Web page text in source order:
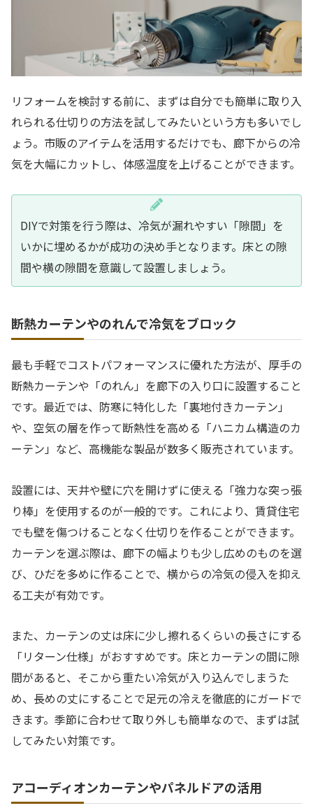
リフォームを検討する前に、まずは自分でも簡単に取り入
れられる仕切りの方法を試してみたいという方も多いでし
ょう。市販のアイテムを活用するだけでも、廊下からの冷
気を大幅にカットし、体感温度を上げることができます。
DIYで対策を行う際は、冷気が漏れやすい「隙間」を
いかに埋めるかが成功の決め手となります。床との隙
間や横の隙間を意識して設置しましょう。
断熱カーテンやのれんで冷気をブロック
最も手軽でコストパフォーマンスに優れた方法が、厚手の
断熱カーテンや「のれん」を廊下の入り口に設置すること
です。最近では、防寒に特化した「裏地付きカーテン」
や、空気の層を作って断熱性を高める「ハニカム構造のカ
ーテン」など、高機能な製品が数多く販売されています。
設置には、天井や壁に穴を開けずに使える「強力な突っ張
り棒」を使用するのが一般的です。これにより、賃貸住宅
でも壁を傷つけることなく仕切りを作ることができます。
カーテンを選ぶ際は、廊下の幅よりも少し広めのものを選
び、ひだを多めに作ることで、横からの冷気の侵入を抑え
る工夫が有効です。
また、カーテンの丈は床に少し擦れるくらいの長さにする
「リターン仕様」がおすすめです。床とカーテンの間に隙
間があると、そこから重たい冷気が入り込んでしまうた
め、長めの丈にすることで足元の冷えを徹底的にガードで
きます。季節に合わせて取り外しも簡単なので、まずは試
してみたい対策です。
アコーディオンカーテンやパネルドアの活用